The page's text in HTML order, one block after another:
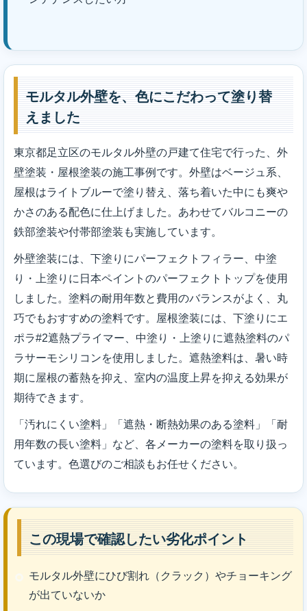
モルタル外壁を、色にこだわって塗り替
えました
東京都足立区のモルタル外壁の戸建て住宅で行った、外
壁塗装・屋根塗装の施工事例です。外壁はベージュ系、
屋根はライトブルーで塗り替え、落ち着いた中にも爽や
かさのある配色に仕上げました。あわせてバルコニーの
鉄部塗装や付帯部塗装も実施しています。
外壁塗装には、下塗りにパーフェクトフィラー、中塗
り・上塗りに日本ペイントのパーフェクトトップを使用
しました。塗料の耐用年数と費用のバランスがよく、丸
巧でもおすすめの塗料です。屋根塗装には、下塗りにエ
ポラ#2遮熱プライマー、中塗り・上塗りに遮熱塗料のパ
ラサーモシリコンを使用しました。遮熱塗料は、暑い時
期に屋根の蓄熱を抑え、室内の温度上昇を抑える効果が
期待できます。
「汚れにくい塗料」「遮熱・断熱効果のある塗料」「耐
用年数の長い塗料」など、各メーカーの塗料を取り扱っ
ています。色選びのご相談もお任せください。
この現場で確認したい劣化ポイント
モルタル外壁にひび割れ（クラック）やチョーキング
が出ていないか